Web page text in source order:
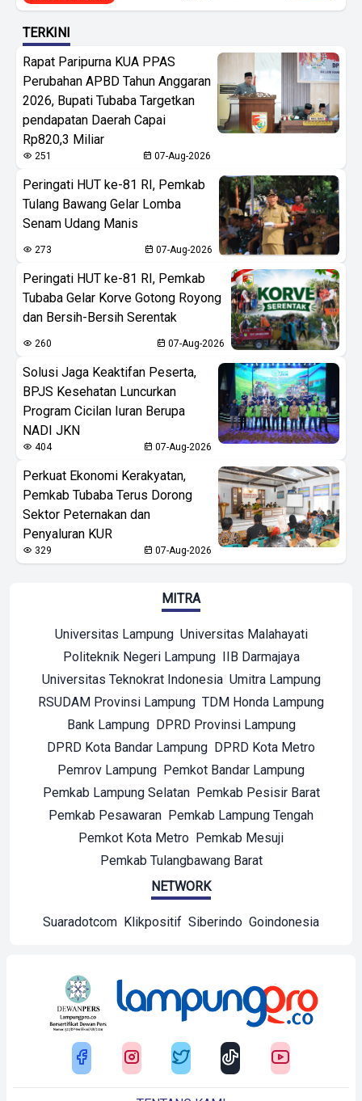
TERKINI
Rapat Paripurna KUA PPAS
Perubahan APBD Tahun Anggaran
2026, Bupati Tubaba Targetkan
pendapatan Daerah Capai
Rp820,3 Miliar
251 07-Aug-2026
Peringati HUT ke-81 RI, Pemkab
Tulang Bawang Gelar Lomba
Senam Udang Manis
273 07-Aug-2026
Peringati HUT ke-81 RI, Pemkab
Tubaba Gelar Korve Gotong Royong
dan Bersih-Bersih Serentak
260 07-Aug-2026
Solusi Jaga Keaktifan Peserta,
BPJS Kesehatan Luncurkan
Program Cicilan Iuran Berupa
NADI JKN
404 07-Aug-2026
Perkuat Ekonomi Kerakyatan,
Pemkab Tubaba Terus Dorong
Sektor Peternakan dan
Penyaluran KUR
329 07-Aug-2026
MITRA
Universitas Lampung Universitas Malahayati
Politeknik Negeri Lampung IIB Darmajaya
Universitas Teknokrat Indonesia Umitra Lampung
RSUDAM Provinsi Lampung TDM Honda Lampung
Bank Lampung DPRD Provinsi Lampung
DPRD Kota Bandar Lampung DPRD Kota Metro
Pemrov Lampung Pemkot Bandar Lampung
Pemkab Lampung Selatan Pemkab Pesisir Barat
Pemkab Pesawaran Pemkab Lampung Tengah
Pemkot Kota Metro Pemkab Mesuji
Pemkab Tulangbawang Barat
NETWORK
Suaradotcom Klikpositif Siberindo Goindonesia